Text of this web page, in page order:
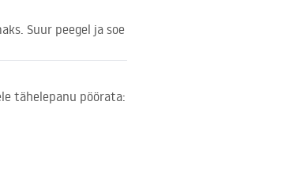
Suur peegel ja soe
tähelepanu pöörata: